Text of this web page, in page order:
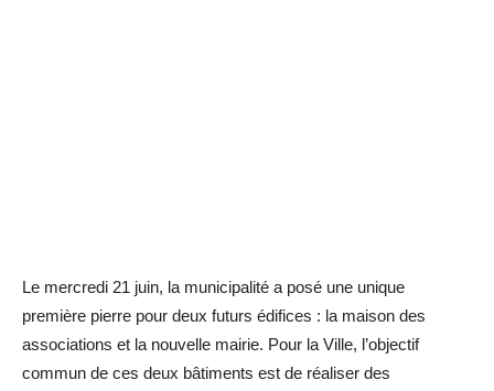
Le mercredi 21 juin, la municipalité a posé une unique
première pierre pour deux futurs édifices : la maison des
associations et la nouvelle mairie. Pour la Ville, l’objectif
commun de ces deux bâtiments est de réaliser des